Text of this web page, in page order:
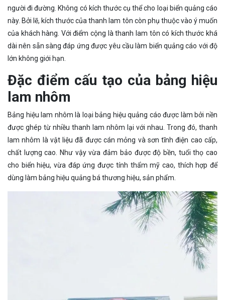
người đi đường. Không có kích thước cụ thể cho loại biển quảng cáo
này. Bởi lẽ, kích thước của thanh lam tôn còn phụ thuộc vào ý muốn
của khách hàng. Với điểm cộng là thanh lam tôn có kích thước khá
dài nên sẵn sàng đáp ứng được yêu cầu làm biển quảng cáo với độ
lớn không giới hạn.
Đặc điểm cấu tạo của bảng hiệu
lam nhôm
Bảng hiệu lam nhôm là loại bảng hiệu quảng cáo được làm bởi nền
được ghép từ nhiều thanh lam nhôm lại với nhau. Trong đó, thanh
lam nhôm là vật liệu đã được cán mỏng và sơn tĩnh điện cao cấp,
chất lượng cao. Như vậy vừa đảm bảo được độ bền, tuổi thọ cao
cho biển hiệu, vừa đáp ứng được tính thẩm mỹ cao, thích hợp để
dùng làm bảng hiệu quảng bá thương hiệu, sản phẩm.